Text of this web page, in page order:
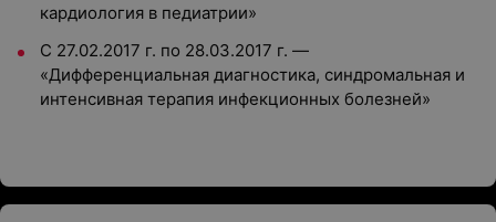
кардиология в педиатрии»
С 27.02.2017 г. по 28.03.2017 г. —
«Дифференциальная диагностика, синдромальная и
интенсивная терапия инфекционных болезней»